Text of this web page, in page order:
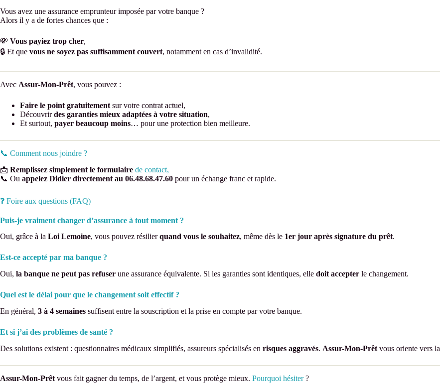
Vous avez une assurance emprunteur imposée par votre banque ?
Alors il y a de fortes chances que :
💸 Vous payiez trop cher,
🔒 Et que vous ne soyez pas suffisamment couvert, notamment en cas d’invalidité.
Avec Assur-Mon-Prêt, vous pouvez :
Faire le point gratuitement sur votre contrat actuel,
Découvrirdes garanties mieux adaptées à votre situation,
Et surtout, payer beaucoup moins… pour une protection bien meilleure.
📞 Comment nous joindre ?
📩 Remplissez simplement le formulaire de contact,
📞 Ou appelez Didier directement au 06.48.68.47.60 pour un échange franc et rapide.
❓ Foire aux questions (FAQ)
Puis-je vraiment changer d’assurance à tout moment ?
Oui, grâce à la Loi Lemoine, vous pouvez résilierquand vous le souhaitez, même dès le 1er jour après signature du prêt.
Est-ce accepté par ma banque ?
Oui, la banque ne peut pas refuser une assurance équivalente. Si les garanties sont identiques, elle doit accepter le changement.
Quel est le délai pour que le changement soit effectif ?
En général, 3 à 4 semaines suffisent entre la souscription et la prise en compte par votre banque.
Et si j’ai des problèmes de santé ?
Des solutions existent : questionnaires médicaux simplifiés, assureurs spécialisés en risques aggravés. Assur-Mon-Prêt vous oriente vers la
Assur-Mon-Prêt vous fait gagner du temps, de l’argent, et vous protège mieux. Pourquoi hésiter?